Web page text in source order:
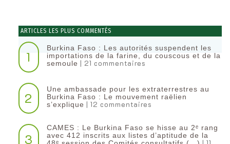
ARTICLES LES PLUS COMMENTÉS
1
Burkina Faso : Les autorités suspendent les
importations de la farine, du couscous et de la
semoule | 21 commentaires
2
Une ambassade pour les extraterrestres au
Burkina Faso : Le mouvement raëlien
s’explique | 12 commentaires
3
CAMES : Le Burkina Faso se hisse au 2ᵉ rang
avec 412 inscrits aux listes d’aptitude de la